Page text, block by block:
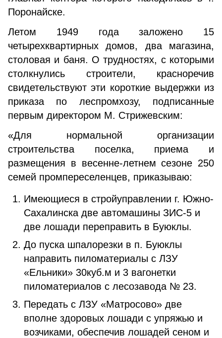
Поронайске.
Летом 1949 года заложено 15
четырехквартирных домов, два магазина,
столовая и баня. О трудностях, с которыми
столкнулись строители, красноречив
свидетельствуют эти короткие выдержки из
приказа по леспромхозу, подписанные
первым директором М. Стрижевским:
«Для нормальной организации
строительства поселка, приема и
размещения в весенне-летнем сезоне 250
семей промпереселенцев, приказываю:
Имеющиеся в стройуправлении г. Южно-
Сахалинска две автомашины ЗИС-5 и
две лошади переправить в Буюклы.
До пуска шпалорезки в п. Буюклы
направить пиломатериалы с ЛЗУ
«Ельники» 30куб.м и 3 вагонетки
пиломатериалов с лесозавода № 23.
Передать с ЛЗУ «Матросово» две
вполне здоровых лошади с упряжью и
возчиками, обеспечив лошадей сеном и